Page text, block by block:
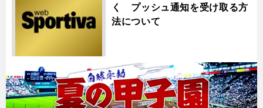
く プッシュ通知を受け取る方
法について